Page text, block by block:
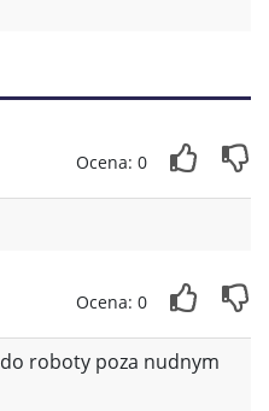
Ocena: 0
Ocena: 0
roboty poza nudnym